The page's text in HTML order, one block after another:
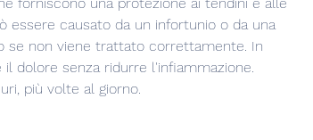
forniscono una protezione ai tendini e alle
essere causato da un infortunio o da una
se non viene trattato correttamente. In
dolore senza ridurre l'infiammazione.
più volte al giorno.